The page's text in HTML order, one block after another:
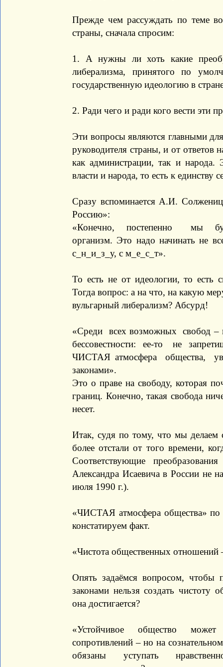
Прежде чем рассуждать по теме
страны, сначала спросим:
1. А нужны ли хоть какие
либерализма, принятого по
государственную идеологию в
2. Ради чего и ради кого вести эти
Эти вопросы являются главными
руководителя страны, и от ответов
как администрации, так и
власти и народа, то есть к единству
Сразу вспоминается А.И.
Россию»:
«Конечно, постепенно мы
организм. Это надо начинать не
с_н_и_з_у, с м_е_с_т».
То есть не от идеологии, то есть
Тогда вопрос: а на что, на какую
вульгарный либерализм? Абсурд!
«Среди всех возможных свобод –
бессовестности: ее-то не
ЧИСТАЯ атмосфера общества,
законами».
Это о праве на свободу, которая
границ. Конечно, такая свобода
несет.
Итак, судя по тому, что мы делаем
более отстали от того времени,
Соответствующие
Александра Исаевича в России не
июля 1990 г.).
«ЧИСТАЯ атмосфера общества»
констатируем факт.
«Чистота общественных отношений
Опять задаёмся вопросом, чтобы
законами нельзя создать
она достигается?
«Устойчивое общество
сопротивлений – но на
обязаны уступать